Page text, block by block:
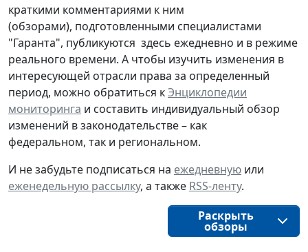
краткими комментариями к ним
(обзорами), подготовленными специалистами
"Гаранта", публикуются здесь ежедневно и в режиме
реального времени. А чтобы изучить изменения в
интересующей отрасли права за определенный
период, можно обратиться кЭнциклопедии
мониторинга и составить индивидуальный обзор
изменений в законодательстве – как
федеральном, так и региональном.
И не забудьте подписаться на ежедневную или
еженедельную рассылку, а также RSS-ленту.
Раскрыть
обзоры